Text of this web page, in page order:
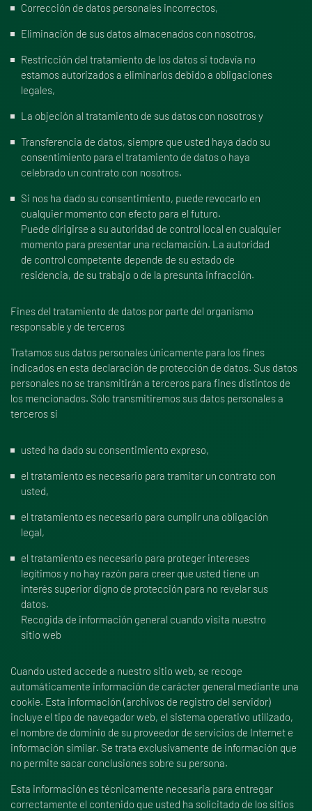
Corrección de datos personales incorrectos,
Eliminación de sus datos almacenados con nosotros,
Restricción del tratamiento de los datos si todavía no
estamos autorizados a eliminarlos debido a obligaciones
legales,
La objeción al tratamiento de sus datos con nosotros y
Transferencia de datos, siempre que usted haya dado su
consentimiento para el tratamiento de datos o haya
celebrado un contrato con nosotros.
Si nos ha dado su consentimiento, puede revocarlo en
cualquier momento con efecto para el futuro.
Puede dirigirse a su autoridad de control local en cualquier
momento para presentar una reclamación. La autoridad
de control competente depende de su estado de
residencia, de su trabajo o de la presunta infracción.
Fines del tratamiento de datos por parte del organismo
responsable y de terceros
Tratamos sus datos personales únicamente para los fines
indicados en esta declaración de protección de datos. Sus datos
personales no se transmitirán a terceros para fines distintos de
los mencionados. Sólo transmitiremos sus datos personales a
terceros si
usted ha dado su consentimiento expreso,
el tratamiento es necesario para tramitar un contrato con
usted,
el tratamiento es necesario para cumplir una obligación
legal,
el tratamiento es necesario para proteger intereses
legítimos y no hay razón para creer que usted tiene un
interés superior digno de protección para no revelar sus
datos.
Recogida de información general cuando visita nuestro
sitio web
Cuando usted accede a nuestro sitio web, se recoge
automáticamente información de carácter general mediante una
cookie. Esta información (archivos de registro del servidor)
incluye el tipo de navegador web, el sistema operativo utilizado,
el nombre de dominio de su proveedor de servicios de Internet e
información similar. Se trata exclusivamente de información que
no permite sacar conclusiones sobre su persona.
Esta información es técnicamente necesaria para entregar
correctamente el contenido que usted ha solicitado de los sitios